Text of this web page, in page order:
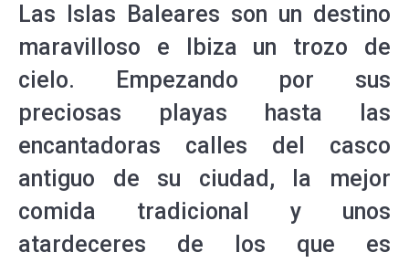
Las Islas Baleares son un destino
maravilloso e Ibiza un trozo de
cielo. Empezando por sus
preciosas playas hasta las
encantadoras calles del casco
antiguo de su ciudad, la mejor
comida tradicional y unos
atardeceres de los que es